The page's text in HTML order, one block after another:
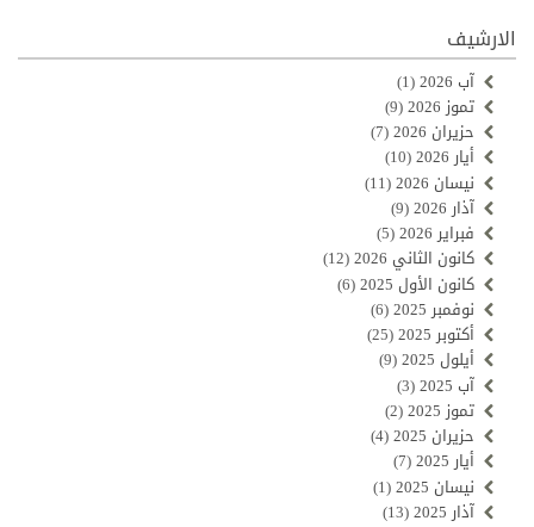
الارشيف
آب 2026
(1)
تموز 2026
(9)
حزيران 2026
(7)
أيار 2026
(10)
نيسان 2026
(11)
آذار 2026
(9)
فبراير 2026
(5)
كانون الثاني 2026
(12)
كانون الأول 2025
(6)
نوفمبر 2025
(6)
أكتوبر 2025
(25)
أيلول 2025
(9)
آب 2025
(3)
تموز 2025
(2)
حزيران 2025
(4)
أيار 2025
(7)
نيسان 2025
(1)
آذار 2025
(13)